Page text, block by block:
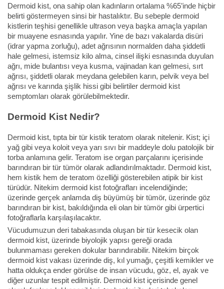
Dermoid kist, ona sahip olan kadınların ortalama %65’inde hiçbir
belirti göstermeyen sinsi bir hastalıktır. Bu sebeple dermoid
kistlerin teşhisi genellikle ultrason veya başka amaçla yapılan
bir muayene esnasında yapılır. Yine de bazı vakalarda disüri
(idrar yapma zorluğu), adet ağrısının normalden daha şiddetli
hale gelmesi, istemsiz kilo alma, cinsel ilişki esnasında duyulan
ağrı, mide bulantısı veya kusma, vajinadan kan gelmesi, sırt
ağrısı, şiddetli olarak meydana gelebilen karın, pelvik veya bel
ağrısı ve karında şişlik hissi gibi belirtiler dermoid kist
semptomları olarak görülebilmektedir.
Dermoid Kist Nedir?
Dermoid kist, tıpta bir tür kistik teratom olarak nitelenir. Kist; içi
yağ gibi veya koloit veya yarı sıvı bir maddeyle dolu patolojik bir
torba anlamına gelir. Teratom ise organ parçalarını içerisinde
barındıran bir tür tümör olarak adlandırılmaktadır. Dermoid kist,
hem kistik hem de teratom özelliği gösterebilen atipik bir kist
türüdür. Nitekim dermoid kist fotoğrafları incelendiğinde;
üzerinde gerçek anlamda diş büyümüş bir tümör, üzerinde göz
barındıran bir kist, bakıldığında eli olan bir tümör gibi ürpertici
fotoğraflarla karşılaşılacaktır.
Vücudumuzun deri tabakasında oluşan bir tür kesecik olan
dermoid kist, üzerinde biyolojik yapısı gereği orada
bulunmaması gereken dokular barındırabilir. Nitekim birçok
dermoid kist vakası üzerinde diş, kıl yumağı, çeşitli kemikler ve
hatta oldukça ender görülse de insan vücudu, göz, el, ayak ve
diğer uzunlar tespit edilmiştir. Dermoid kist içerisinde genel